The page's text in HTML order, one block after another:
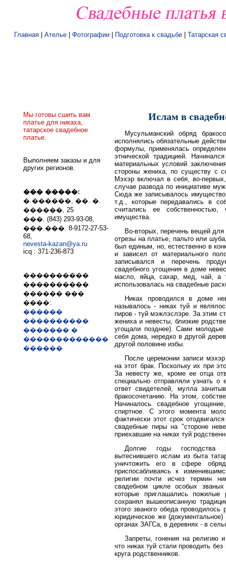
Главная Ателье Фотографии Подготовка к свадьбе Татарская
Мы готовы сшить вам
платье для никаха,
татарское свадебное
платье.
Выполняем заказы и для
других регионов.
��� �����:
�.������, ��. �.
������, 25
���. (843) 293-93-08,
���.���. 8-9172-27-53-
68,
nevesta-kazan@ya.ru
icq : 371-236-873
����������
����������
������ ���
����:
������
����������
������� �
�������������
������
Ислам в
Мусульманский обряд
исполнялись обязательные
формулы, применялась
этнической традицией.
материальных условий
стороны жениха, по существу с
Мэхэр включал в себя, во-
случае развода по инициативе
Сюда же записывалось
т.д., которые передавались в
считались ее
имущества.
Во-вторых, перечень вещей
отрезы на платье, пальто или
был единым, но, естественно в
и зависел от материального
записывался и перечень
свадебного угощения в доме
масло, яйца, сахар, мед, чай, а
использовалась на свадебные
Никах проводился в доме
называлось - никах туй и
пиров - туй мэжлэслэре. За этим
жениха и невесты, близкие
угощали позднее). Сами молодые
себя дома, нередко в другой
другой половине избы.
После церемонии записи
на этот брак. Поскольку их при
За невесту же, кроме ее отца
специально отправляли узнать
ответ свидетелей, мулла
бракосочетанию. На этом,
Начиналось свадебное
спиртное. С этого момента
фактически этот срок
свадебные пиры на "стороне
приехавшие на никах туй
Долгие годы господства
вытеснившего ислам из быта
уничтожить его в сфере
приспосабливаясь к
религии почти исчез термин
свадебном цикле особых
которые приглашались пожилые
сохранял вышеописанную
этого званого обеда
юридическое же (документальное)
органах ЗАГСа, в деревнях - в
Запреты, гонения на религию
что никах туй стали проводить
круга родственников.